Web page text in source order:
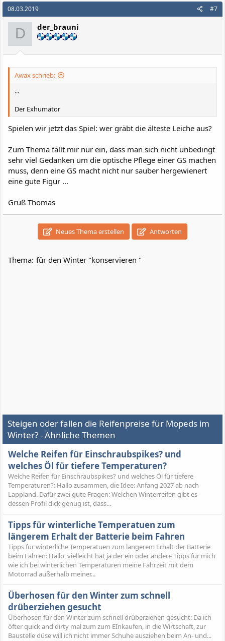
08.03.2019 #7
D der_brauni
Awax schrieb:
...
Der Exhumator
Spielen wir jetzt das Spiel: wer gräbt die älteste Leiche aus?
Zum Thema fällt mir nur ein, dass man sich nicht unbedingt
sehr viel Gedanken um die optische Pflege einer GS machen
muss, denn eine GS macht nicht nur sauber hergewienert
eine gute Figur ...
Gruß Thomas
Neues Thema erstellen Antworten
Thema: für den Winter "konservieren "
Steigen oder fallen die Reifenpreise für Mopeds im
Winter? - Ähnliche Themen
Welche Reifen für Einschraubspikes? und
welches Öl für tiefere Temperaturen?
Welche Reifen für Einschraubspikes? und welches Öl für tiefere
Temperaturen?: Hallo zusammen, die Idee: Anfang 2027 ab nach
Lappland. Dafür zwei gute Fragen: Welchen Winterreifen gibt es
dessen Profil dick genug ist, dass...
Tipps für winterliche Temperatuen zum
längerem Erhalt der Batterie beim Fahren
Tipps für winterliche Temperatuen zum längerem Erhalt der Batterie
beim Fahren: Hallo, vielleicht hat ja der ein oder andere Tipps für mich
wie ich bei winterlichen Temperaturen meine Fahrzeit mit dem
Motorrad außerhalb meiner...
Überhosen für den Winter zum schnell
drüberziehen gesucht
Überhosen für den Winter zum schnell drüberziehen gesucht: Da ich
öfter quick and dirty mal zum zum EInkaufen, in die Wirtschaft, zur
Baustelle düse will ich nicht immer Schuhe ausziehen beim An- und...